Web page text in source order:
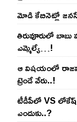
మోడి కేబినెట్లో
తిరువూరులో
ఎమ్మెల్యే…!
ఆ విష‌యంలో
ట్రెండే వేరు..!
టీడీపీలో VS లోకేష్
ఎందుకు..?